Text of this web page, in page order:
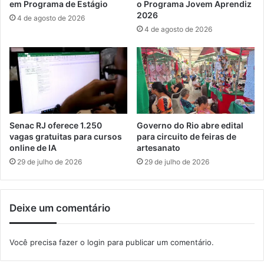
o
m
b
l
i
M
a
n
g
r
t
a
a
l
o
d
s
t
e
r
o
r
a
em Programa de Estágio
4 de agosto de 2026
o Programa Jovem Aprendiz
2026
4 de agosto de 2026
Senac RJ oferece 1.250
vagas gratuitas para cursos
online de IA
29 de julho de 2026
Governo do Rio abre edital
para circuito de feiras de
artesanato
29 de julho de 2026
Deixe um comentário
Você precisa fazer o login para publicar um comentário.